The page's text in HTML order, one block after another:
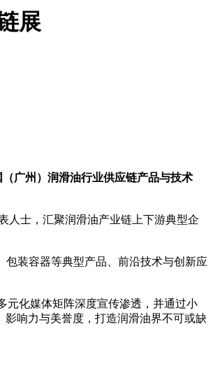
展
广州）润滑油行业供应链产品与技术
人士，汇聚润滑油产业链上下游典型企
装容器等典型产品、前沿技术与创新应
元化媒体矩阵深度宣传渗透，并通过小
响力与美誉度，打造润滑油界不可或缺